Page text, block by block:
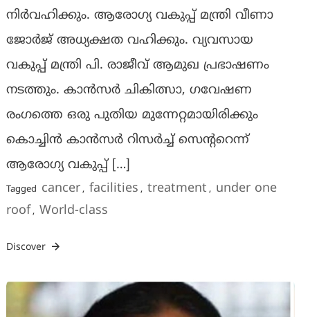
നിര്‍വഹിക്കും. ആരോഗ്യ വകുപ്പ് മന്ത്രി വീണാ
ജോര്‍ജ് അധ്യക്ഷത വഹിക്കും. വ്യവസായ
വകുപ്പ് മന്ത്രി പി. രാജീവ് ആമുഖ പ്രഭാഷണം
നടത്തും. കാന്‍സര്‍ ചികിത്സാ, ഗവേഷണ
രംഗത്തെ ഒരു പുതിയ മുന്നേറ്റമായിരിക്കും
കൊച്ചിന്‍ കാന്‍സര്‍ റിസര്‍ച്ച് സെന്ററെന്ന്
ആരോഗ്യ വകുപ്പ് […]
Tagged cancer, facilities , treatment , under one
roof, World-class
Discover